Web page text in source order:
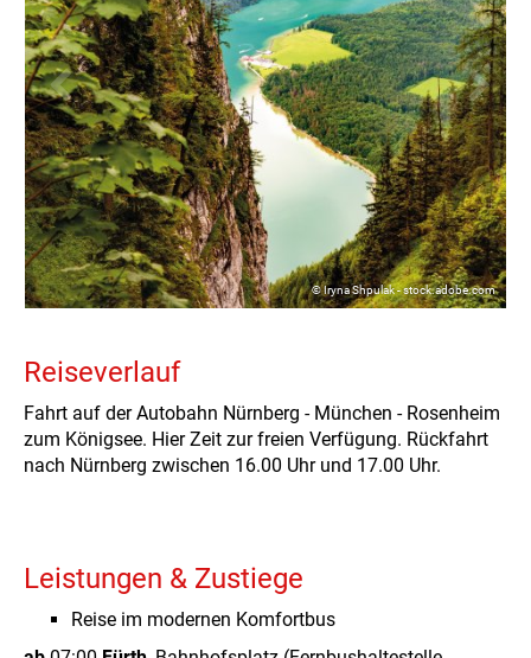
© Iryna Shpulak - stock.adobe.com
Reiseverlauf
Fahrt auf der Autobahn Nürnberg - München - Rosenheim
zum Königsee. Hier Zeit zur freien Verfügung. Rückfahrt
nach Nürnberg zwischen 16.00 Uhr und 17.00 Uhr.
Leistungen & Zustiege
Reise im modernen Komfortbus